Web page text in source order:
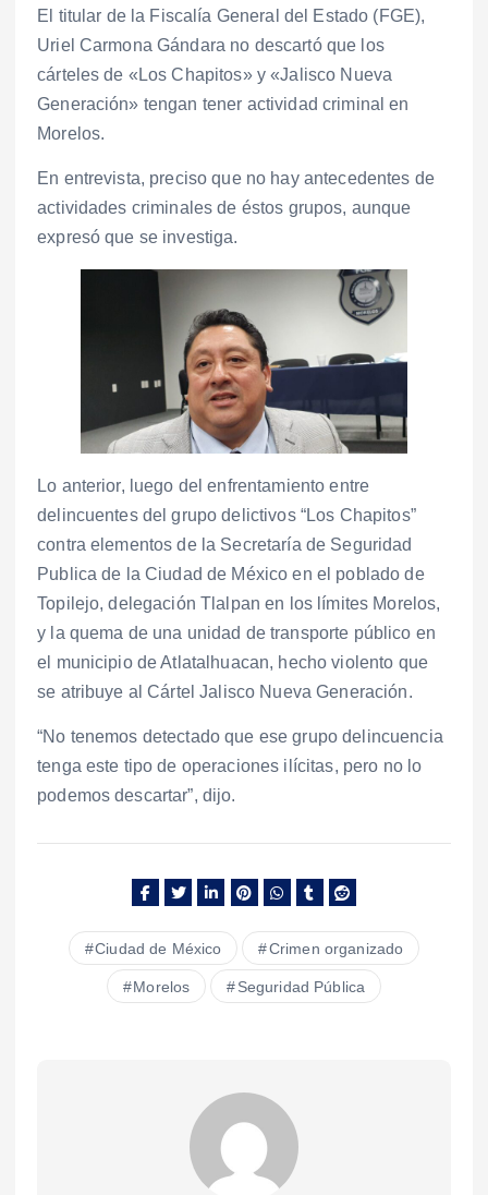
El titular de la Fiscalía General del Estado (FGE),
Uriel Carmona Gándara no descartó que los
cárteles de «Los Chapitos» y «Jalisco Nueva
Generación» tengan tener actividad criminal en
Morelos.
En entrevista, preciso que no hay antecedentes de
actividades criminales de éstos grupos, aunque
expresó que se investiga.
Lo anterior, luego del enfrentamiento entre
delincuentes del grupo delictivos “Los Chapitos”
contra elementos de la Secretaría de Seguridad
Publica de la Ciudad de México en el poblado de
Topilejo, delegación Tlalpan en los límites Morelos,
y la quema de una unidad de transporte público en
el municipio de Atlatalhuacan, hecho violento que
se atribuye al Cártel Jalisco Nueva Generación.
“No tenemos detectado que ese grupo delincuencia
tenga este tipo de operaciones ilícitas, pero no lo
podemos descartar”, dijo.
Ciudad de México Crimen organizado
Morelos Seguridad Pública